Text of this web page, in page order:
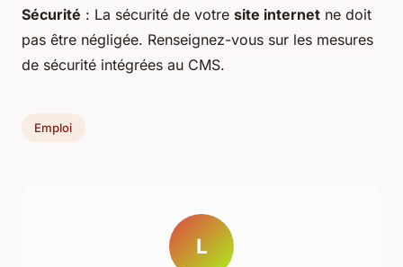
Sécurité : La sécurité de votre site internet ne doit
pas être négligée. Renseignez-vous sur les mesures
de sécurité intégrées au CMS.
Emploi
L